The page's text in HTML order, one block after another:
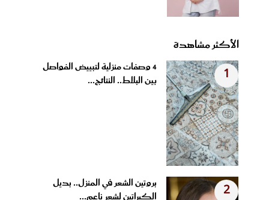
الأكثر مشاهدة
1
4 وصفات منزلية لتبييض الفواصل
بين البلاط.. النتائج...
2
بروتين الشعر في المنزل.. بديل
الكيراتين لشعر ناعم...